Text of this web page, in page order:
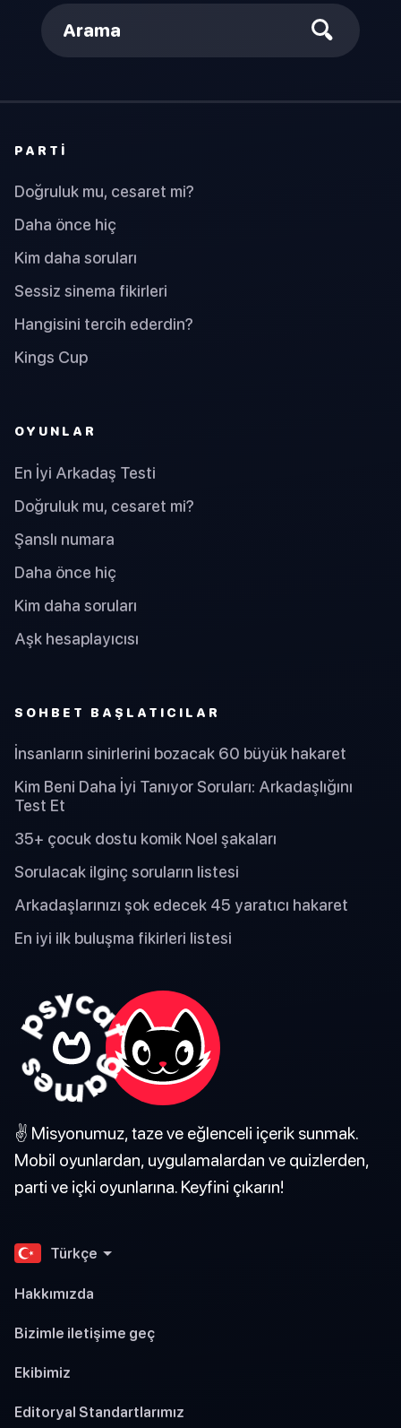
Arama
PARTI
Doğruluk mu, cesaret mi?
Daha önce hiç
Kim daha soruları
Sessiz sinema fikirleri
Hangisini tercih ederdin?
Kings Cup
OYUNLAR
En İyi Arkadaş Testi
Doğruluk mu, cesaret mi?
Şanslı numara
Daha önce hiç
Kim daha soruları
Aşk hesaplayıcısı
SOHBET BAŞLATICILAR
İnsanların sinirlerini bozacak 60 büyük hakaret
Kim Beni Daha İyi Tanıyor Soruları: Arkadaşlığını
Test Et
35+ çocuk dostu komik Noel şakaları
Sorulacak ilginç soruların listesi
Arkadaşlarınızı şok edecek 45 yaratıcı hakaret
En iyi ilk buluşma fikirleri listesi
✌️ Misyonumuz, taze ve eğlenceli içerik sunmak.
Mobil oyunlardan, uygulamalardan ve quizlerden,
parti ve içki oyunlarına. Keyfini çıkarın!
Türkçe
Hakkımızda
Bizimle iletişime geç
Ekibimiz
Editoryal Standartlarımız